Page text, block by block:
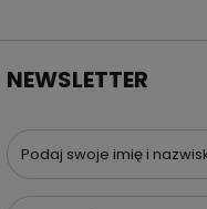
NEWSLETTER
Podaj swoje imię i